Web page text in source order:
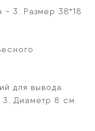
- 3. Размер 38*18
для вывода
3. Диаметр 8 см.